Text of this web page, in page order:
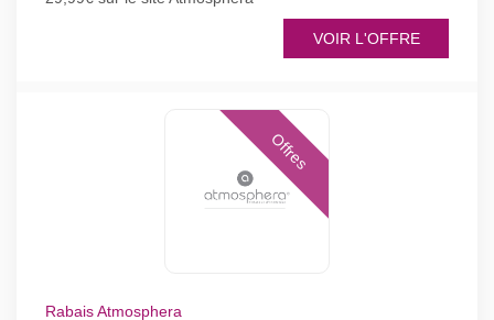
VOIR L'OFFRE
Offres
Rabais Atmosphera